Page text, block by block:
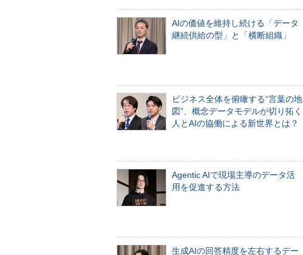
AIの価値を維持し続ける「データ
継続供給の型」と「横断組織」
ビジネス全体を俯瞰する“言葉の地
図”、概念データモデルが切り拓く
人とAIの協働による新世界とは？
Agentic AIで現場主導のデータ活
用を促進する方法
生成AIの回答精度を左右するデー